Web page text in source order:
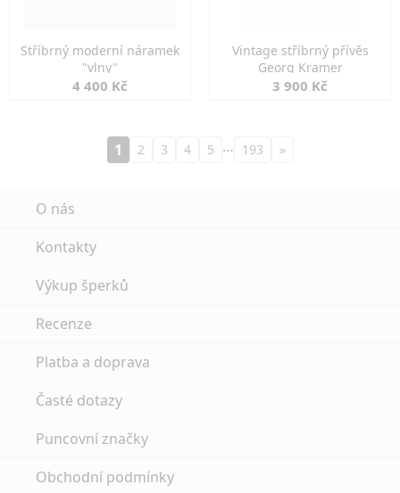
Stříbrný moderní náramek
"vlny"
4 400 Kč
Vintage stříbrný přívěs
Georg Kramer
3 900 Kč
1 2 3 4 5 … 193 »
O nás
Kontakty
Výkup šperků
Recenze
Platba a doprava
Časté dotazy
Puncovní značky
Obchodní podmínky